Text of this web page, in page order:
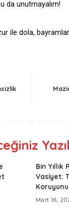
da unutmayalım!
ile dola,
Bin
Vasiyet:
Mart 16,